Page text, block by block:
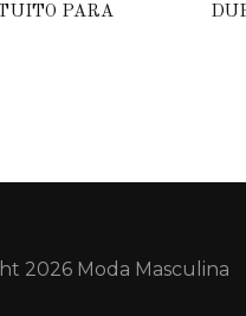
PARA
2026 Moda Masculina